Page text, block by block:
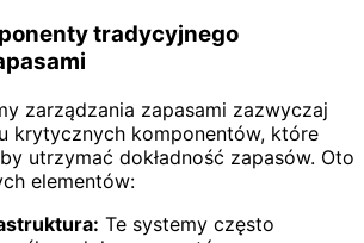
tradycyjnego
zarządzania zapasami zazwyczaj
krytycznych komponentów, które
utrzymać dokładność zapasów. Oto
elementów:
Te systemy często